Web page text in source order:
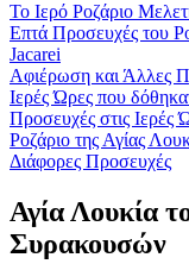
Το Ιερό Ροζάριο
Επτά Προσευχές του
Jacarei
Αφιέρωση και Άλλες
Ιερές Ώρες που
Προσευχές στις Ιερές
Ροζάριο της Αγίας
Διάφορες Προσευχές
Αγία Λουκία
Συρακουσών